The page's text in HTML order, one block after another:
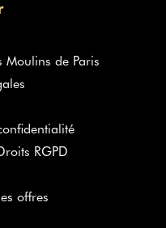
de Paris
RGPD
offres